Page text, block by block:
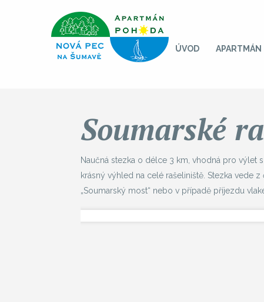
Soumarské
Naučná stezka o délce 3 km, vhodná pro výlet
krásný výhled na celé rašeliniště. Stezka vede
„Soumarský most“ nebo v případě příjezdu
ÚVOD APARTMÁN